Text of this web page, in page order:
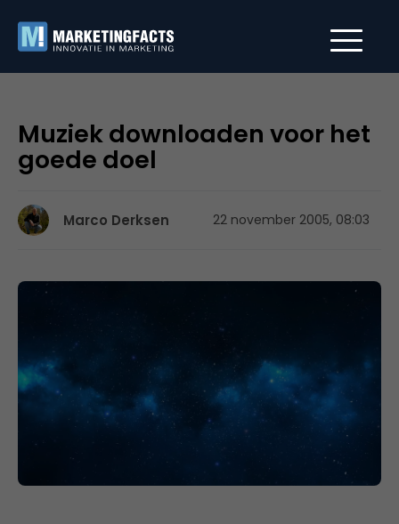
Muziek downloaden voor het
goede doel
Marco Derksen 22 november 2005, 08:03